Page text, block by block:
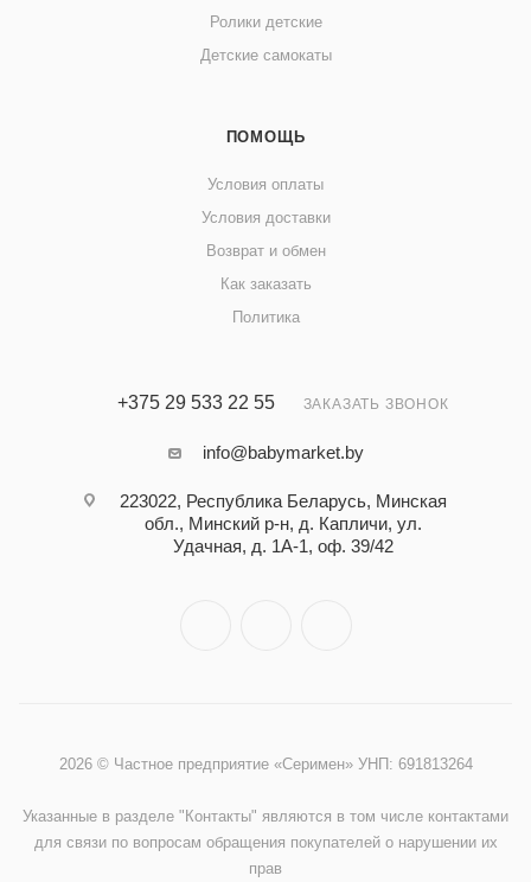
Ролики детские
Детские самокаты
ПОМОЩЬ
Условия оплаты
Условия доставки
Возврат и обмен
Как заказать
Политика
+375 29 533 22 55 ЗАКАЗАТЬ ЗВОНОК
info@babymarket.by
223022, Республика Беларусь, Минская
обл., Минский р-н, д. Капличи, ул.
Удачная, д. 1А-1, оф. 39/42
2026 © Частное предприятие «Серимен» УНП: 691813264
Указанные в разделе "Контакты" являются в том числе контактами
для связи по вопросам обращения покупателей о нарушении их
прав